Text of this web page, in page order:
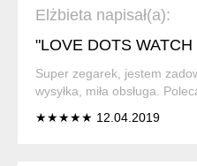
Elżbieta napisał(a):
"LOVE DOTS
Super zegarek, jestem
wysyłka, miła obsługa.
★★★★★ 12.04.2019